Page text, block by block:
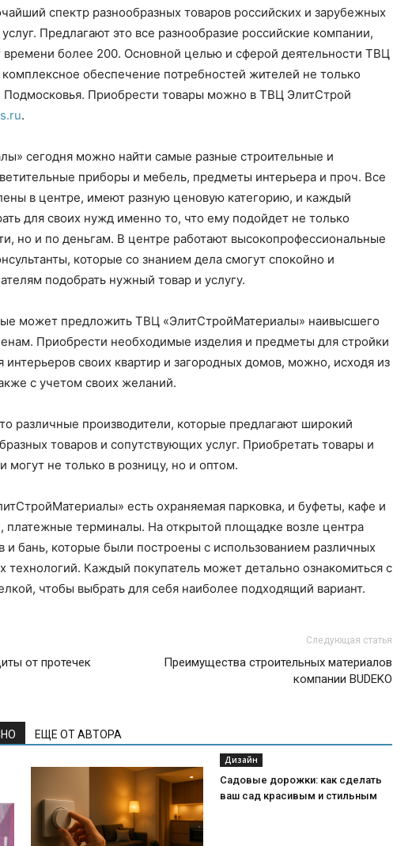
спектр разнообразных товаров российских и зарубежных
Предлагают это все разнообразие российские компании,
более 200. Основной целью и сферой деятельности ТВЦ
обеспечение потребностей жителей не только
Приобрести товары можно в ТВЦ ЭлитСтрой
.
сегодня можно найти самые разные строительные и
приборы и мебель, предметы интерьера и проч. Все
в центре, имеют разную ценовую категорию, и каждый
для своих нужд именно то, что ему подойдет не только
но и по деньгам. В центре работают высокопрофессиональные
которые со знанием дела смогут спокойно и
подобрать нужный товар и услугу.
может предложить ТВЦ «ЭлитСтройМатериалы» наивысшего
Приобрести необходимые изделия и предметы для стройки
своих квартир и загородных домов, можно, исходя из
с учетом своих желаний.
различные производители, которые предлагают широкий
товаров и сопутствующих услуг. Приобретать товары и
могут не только в розницу, но и оптом.
есть охраняемая парковка, и буфеты, кафе и
терминалы. На открытой площадке возле центра
и бань, которые были построены с использованием различных
технологий. Каждый покупатель может детально ознакомиться с
чтобы выбрать для себя наиболее подходящий вариант.
от протечек
Следующая статья
Преимущества строительных материалов
компании BUDEKO
ЕЩЕ ОТ АВТОРА
Дизайн
Садовые дорожки: как сделать
ваш сад красивым и стильным